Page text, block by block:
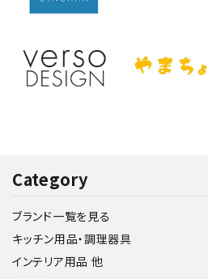
Category
ブランド一覧を見る
キッチン用品・調理器具
インテリア用品 他